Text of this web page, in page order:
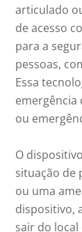
articulado
de acesso
para a
pessoas,
Essa
emergência
ou
O
situação de
ou uma
dispositivo,
sair do